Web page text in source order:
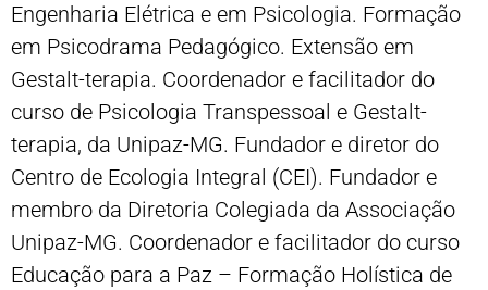
Engenharia Elétrica e em Psicologia. Formação
em Psicodrama Pedagógico. Extensão em
Gestalt-terapia. Coordenador e facilitador do
curso de Psicologia Transpessoal e Gestalt-
terapia, da Unipaz-MG. Fundador e diretor do
Centro de Ecologia Integral (CEI). Fundador e
membro da Diretoria Colegiada da Associação
Unipaz-MG. Coordenador e facilitador do curso
Educação para a Paz – Formação Holística de